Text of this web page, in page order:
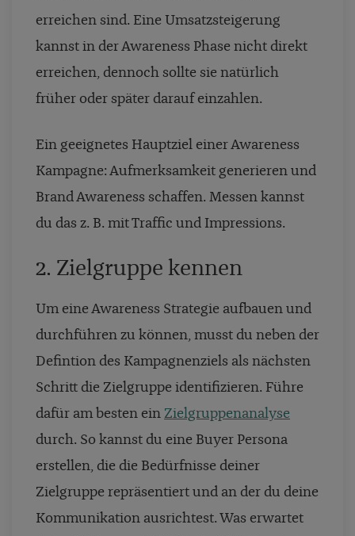
erreichen sind. Eine Umsatzsteigerung
kannst in der Awareness Phase nicht direkt
erreichen, dennoch sollte sie natürlich
früher oder später darauf einzahlen.
Ein geeignetes Hauptziel einer Awareness
Kampagne: Aufmerksamkeit generieren und
Brand Awareness schaffen. Messen kannst
du das z. B. mit Traffic und Impressions.
2. Zielgruppe kennen
Um eine Awareness Strategie aufbauen und
durchführen zu können, musst du neben der
Defintion des Kampagnenziels als nächsten
Schritt die Zielgruppe identifizieren. Führe
dafür am besten ein Zielgruppenanalyse
durch. So kannst du eine Buyer Persona
erstellen, die die Bedürfnisse deiner
Zielgruppe repräsentiert und an der du deine
Kommunikation ausrichtest. Was erwartet